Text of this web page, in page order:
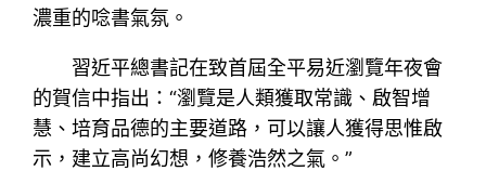
濃重的唸書氣氛。
習近平總書記在致首屆全平易近瀏覽年夜會
的賀信中指出：“瀏覽是人類獲取常識、啟智增
慧、培育品德的主要道路，可以讓人獲得思惟啟
示，建立高尚幻想，修養浩然之氣。”